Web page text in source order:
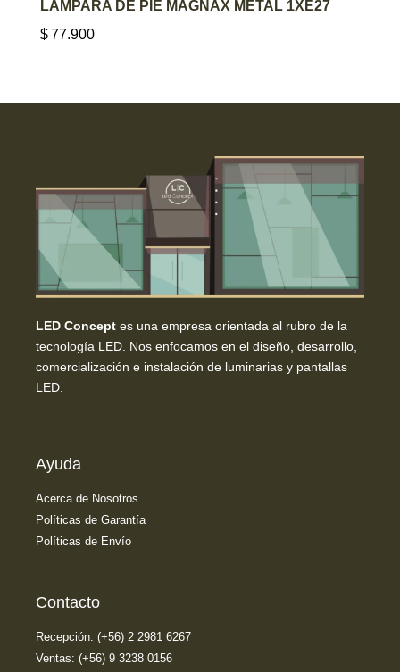
AGREGAR AL CARRITO
LÁMPARA DE PIE MAGNAX METAL 1XE27
$77.900
LED Concept es una empresa orientada al rubro de la
tecnología LED. Nos enfocamos en el diseño, desarrollo,
comercialización e instalación de luminarias y pantallas
LED.
Ayuda
Acerca de Nosotros
Políticas de Garantía
Políticas de Envío
Contacto
Recepción: (+56) 2 2981 6267
Ventas: (+56) 9 3238 0156